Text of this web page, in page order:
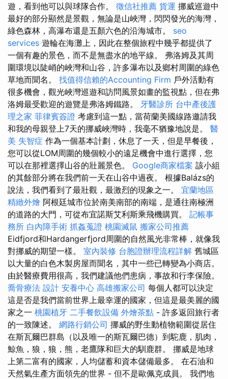
遊，看到他可以與球隊合作。 徵信社推薦 貨運 挪威巡遊中
最好的部分顯然是景觀，無論是山峽灣，閃閃發光的海灣，
綠色森林，高瀑布還是五顏六色的沿海城市。 seo
services 遊輪在海灘上，因此在整個旅程中幾乎都提供了
一個有趣的景色，而不是無盡水的地平線。 弗洛姆及其周
圍環境以陡峭的峽灣和山谷，許多瀑布以及鄉村周圍的綠色
草地而聞名。 找值得信賴的Accounting Firm 戶外活動有
很多機會，觀光峽灣巡遊和訪問風景如畫的監視點，但在弗
洛姆最受歡迎的遊覽是弗洛姆鐵路。 牙醫診所 台中產後護
理之家 菲律賓簽證 考慮到這一點，當荷蘭美國線路邀請我
和我的母親登上7天的挪威峽灣時，我毫不猶豫地說是。 醫
美 失智症 作為一個基本計劃，休息了一天，但是早餐後，
您可以從LOM周圍的幾個較小的遠足機會中進行選擇，您
可以在那裡選擇山谷的壯麗景色。 Google商家檔案 該小組
的其餘部分將在我們前一天在山谷中過夜。 根據Balázs的
說法，我們看到了最壯觀，最激烈的現象之一。 宜蘭地區
精緻外燴 阿根廷城市位於南美南部的南端，是通往南極洲
的道路的大門，可從布宜諾斯艾利斯乘飛機購買。 記帳事
務所 白內障手術 抓姦蒐證 桃園滅鼠 搬家公司推薦
Eidfjord和Hardangerfjord周圍的自然風光非常棒，就像我
對挪威的期望一樣。 室內裝修 台胞證辦理流程詳解 舊城區
以大量的白色木製房屋而聞名，其中一些已轉變為小商店。
由於醫療費用很高，我們建議他們患病，事故和行李保險。
喬骨療法 設計 安養中心 高雄搬家公司 每個人都可以決定
這是否是我們當前世界上最幸運的國家，但這是最美麗的國
家之一 桃園植牙 二手餐飲設備 外燴茶點 - 許多返回旅行者
的一致陳述。 網路行銷公司 挪威的野生動植物範圍從居住
在斯瓦爾巴群島（以及唯一的斯瓦爾巴德）到駝鹿，肌肉，
鯨魚，狼，狼，熊，老鷹隊和巨大的馴鹿群。 挪威是地球
上第二富有的國家，人均儲蓄和資本儲備最多。 在石油和
天然氣生產方面領先的世界 - 但不是歐佩克成員。 我們地